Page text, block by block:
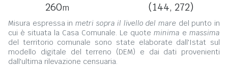
260m (144, 272)
Misura espressa in metri sopra il livello del mare del punto in
cui è situata la Casa Comunale. Le quote minima e massima
del territorio comunale sono state elaborate dall'Istat sul
modello digitale del terreno (DEM) e dai dati provenienti
dall'ultima rilevazione censuaria.